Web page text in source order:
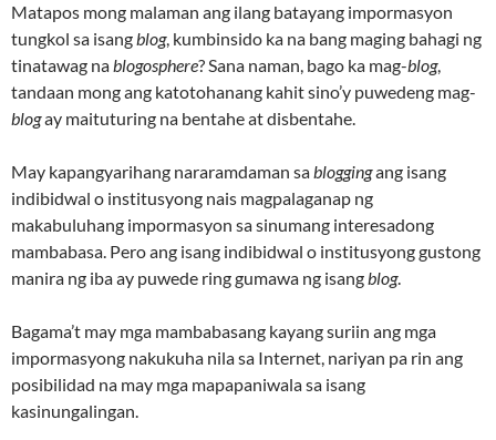
Matapos mong malaman ang ilang batayang impormasyon
tungkol sa isangblog, kumbinsido ka na bang maging bahagi ng
tinatawag nablogosphere? Sana naman, bago ka mag-blog,
tandaan mong ang katotohanang kahit sino’y puwedeng mag-
blogay maituturing na bentahe at disbentahe.
May kapangyarihang nararamdaman sabloggingang isang
indibidwal o institusyong nais magpalaganap ng
makabuluhang impormasyon sa sinumang interesadong
mambabasa. Pero ang isang indibidwal o institusyong gustong
manira ng iba ay puwede ring gumawa ng isangblog.
Bagama’t may mga mambabasang kayang suriin ang mga
impormasyong nakukuha nila sa Internet, nariyan pa rin ang
posibilidad na may mga mapapaniwala sa isang
kasinungalingan.